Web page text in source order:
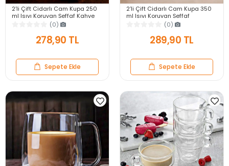
2’li Çift Cidarlı Cam Kupa 250
ml Isıyı Koruyan Şeffaf Kahve
Çay Fincanı Kulplu Espresso
(0)
278,90 TL
Sepete Ekle
2’li Çift Cidarlı Cam Kupa 350
ml Isıyı Koruyan Şeffaf
Espresso Kahve Çay Fincanı
Kulplu Cam Bardak
(0)
289,90 TL
Sepete Ekle